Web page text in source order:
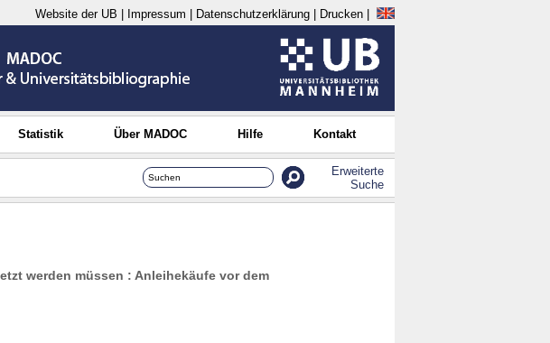
Website der UB Impressum Datenschutzerklärung Drucken
Statistik Über MADOC Hilfe Kontakt
Erweiterte
Suche
werden müssen : Anleihekäufe vor dem